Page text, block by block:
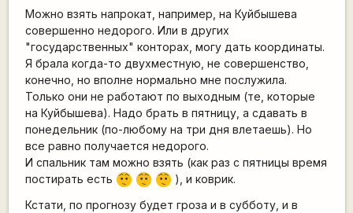
Можно взять напрокат, например, на Куйбышева
совершенно недорого. Или в других
"государственных" конторах, могу дать координаты.
Я брала когда-то двухместную, не совершенство,
конечно, но вполне нормально мне послужила.
Только они не работают по выходным (те, которые
на Куйбышева). Надо брать в пятницу, а сдавать в
понедельник (по-любому на три дня влетаешь). Но
все равно получается недорого.
И спальник там можно взять (как раз с пятницы время
постирать есть :-/ :-/ :-/ ), и коврик.
Кстати, по прогнозу будет гроза и в субботу, и в